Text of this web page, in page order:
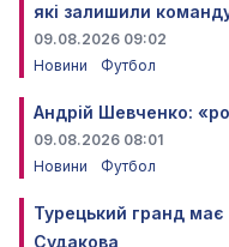
які залишили
09.08.2026 09:02
Новини
Футбол
Андрій Шевченко:
09.08.2026 08:01
Новини
Футбол
Турецький гранд
Судакова